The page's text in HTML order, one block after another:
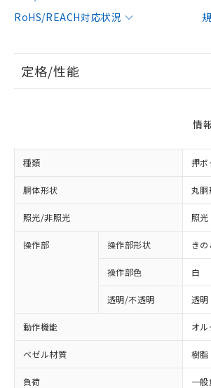
RoHS/REACH対応状況
定格/性能
情
種類 押ボ
胴体形状 丸
照光/非照光 照光
操作部 操作部形状 き
操作部色 白
透明/不透明 透明
動作機能 オル
ベゼル材質 樹脂
負荷 一般